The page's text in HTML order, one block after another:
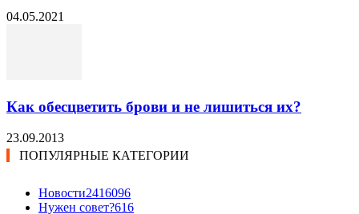
04.05.2021
Как обесцветить брови и не лишиться их?
23.09.2013
ПОПУЛЯРНЫЕ КАТЕГОРИИ
Новости2416096
Нужен совет?616